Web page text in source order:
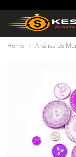
Home Análise de